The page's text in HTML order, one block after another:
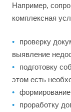
Например,
комплексная
проверку
выявление
подготовку
этом есть
формирование
проработку